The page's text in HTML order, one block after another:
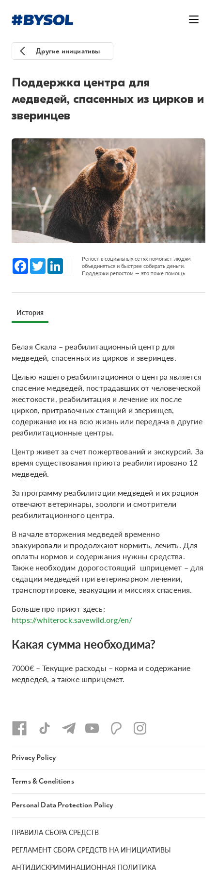
Другие инициативы
Поддержка центра для
медведей, спасенных из цирков и
зверинцев
Facebook
Twitter LinkedInРепост в социальных сетях помогает людям
объединяться и быстрее собирать деньги.
Поддержи репостом — это тоже помощь.
История
Белая Скала – реабилитационный центр для
медведей, спасенных из цирков и зверинцев.
Целью нашего реабилитационного центра является
спасение медведей, пострадавших от человеческой
жестокости, реабилитация и лечение их после
цирков, притравочных станций и зверинцев,
содержание их на всю жизнь или передача в другие
реабилитационные центры.
Центр живет за счет пожертвований и экскурсий. За
время существования приюта реабилитировано 12
медведей.
За программу реабилитации медведей и их рацион
отвечают ветеринары, зоологи и смотрители
реабилитационного центра.
В начале вторжения медведей временно
эвакуировали и продолжают кормить, лечить. Для
оплаты кормов и содержания нужны средства.
Также необходим дорогостоящий шприцемет – для
седации медведей при ветеринарном лечении,
транспортировке, эвакуации и миссиях спасения.
Больше про приют здесь:
https://whiterock.savewild.org/en/
Какая сумма необходима?
7000€ – Текущие расходы – корма и содержание
медведей, а также шприцемет.
ПРАВИЛА СБОРА СРЕДСТВ
РЕГЛАМЕНТ СБОРА СРЕДСТВ НА ИНИЦИАТИВЫ
АНТИДИСКРИМИНАЦИОННАЯ ПОЛИТИКА
Privacy Policy
Terms & Conditions
Personal Data Protection Policy